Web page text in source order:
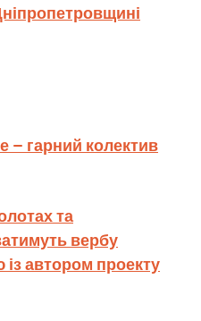
– гарний колектив
та
вербу
із автором проекту